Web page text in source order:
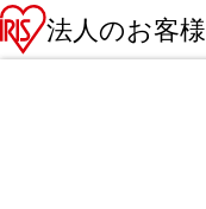
法人のお客様